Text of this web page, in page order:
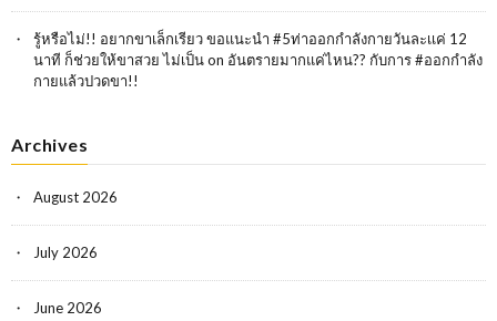
รู้หรือไม่!! อยากขาเล็กเรียว ขอแนะนำ #5ท่าออกกำลังกายวันละเเค่ 12
นาที ก็ช่วยให้ขาสวย ไม่เป็นon อันตรายมากแค่ไหน?? กับการ #ออกกำลัง
กายแล้วปวดขา!!
Archives
August 2026
July 2026
June 2026